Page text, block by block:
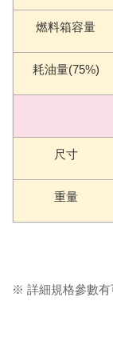
燃料箱容量
耗油量(75%)
尺寸
重量
※ 詳細規格參數有